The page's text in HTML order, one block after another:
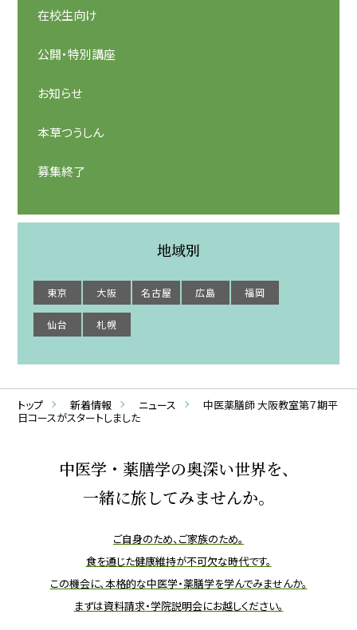
在校生向け
公開・特別講座
お知らせ
本草つうしん
募集終了
地域別
東京 大阪 名古屋 広島 福岡
仙台 札幌
トップ 新着情報 ニュース
中医薬膳師 大阪教室第７期平
日コースがスタートしました
中医学・薬膳学の奥深い世界を、
一緒に旅してみませんか。
ご自身のため、ご家族のため。
食を通じた健康維持が不可欠な時代です。
この機会に、本格的な中医学・薬膳学を学んでみませんか。
まずは資料請求・学院説明会にお越しください。